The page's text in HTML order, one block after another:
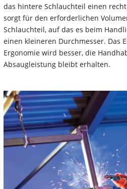
das hintere Schlauchteil einen
sorgt für den erforderlichen
Schlauchteil, auf das es beim
einen kleineren Durchmesser. Das
Ergonomie wird besser, die
Absaugleistung bleibt erhalten.